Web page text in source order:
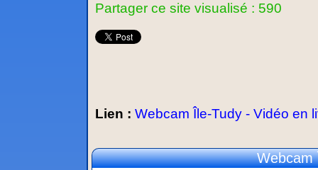
Partager ce site visualisé : 590
Lien : Webcam Île-Tudy - Vidéo en
Webcam